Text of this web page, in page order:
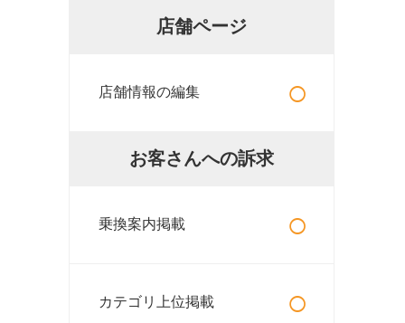
店舗ページ
店舗情報の編集 ○
お客さんへの訴求
乗換案内掲載 ○
カテゴリ上位掲載 ○